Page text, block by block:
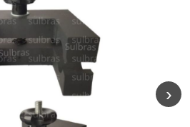
›
Gráfica
Revestimento e
Poliuretano (PU)
Usinagem